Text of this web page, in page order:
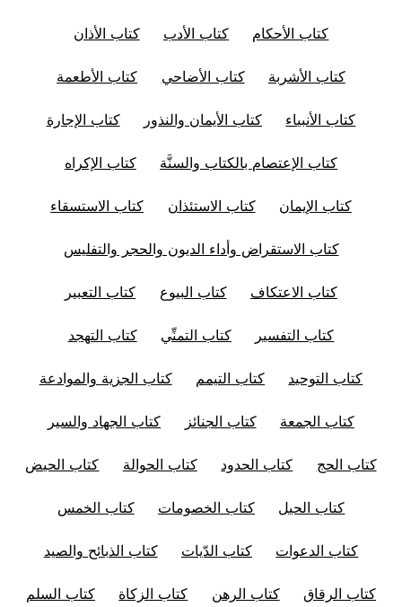
كتاب الأحكام كتاب الأدب كتاب الأذان
كتاب الأشربة كتاب الأضاحي كتاب الأطعمة
كتاب الأنبياء كتاب الأيمان والنذور كتاب الإجارة
كتاب الإعتصام بالكتاب والسنَّة كتاب الإكراه
كتاب الإيمان كتاب الاستئذان كتاب الاستسقاء
كتاب الاستقراض وأداء الديون والحجر والتفليس
كتاب الاعتكاف كتاب البيوع كتاب التعبير
كتاب التفسير كتاب التمنِّي كتاب التهجد
كتاب التوحيد كتاب التيمم كتاب الجزية والموادعة
كتاب الجمعة كتاب الجنائز كتاب الجهاد والسير
كتاب الحج كتاب الحدود كتاب الحوالة كتاب الحيض
كتاب الحيل كتاب الخصومات كتاب الخمس
كتاب الدعوات كتاب الدّيات كتاب الذبائح والصيد
كتاب الرقاق كتاب الرهن كتاب الزكاة كتاب السلم